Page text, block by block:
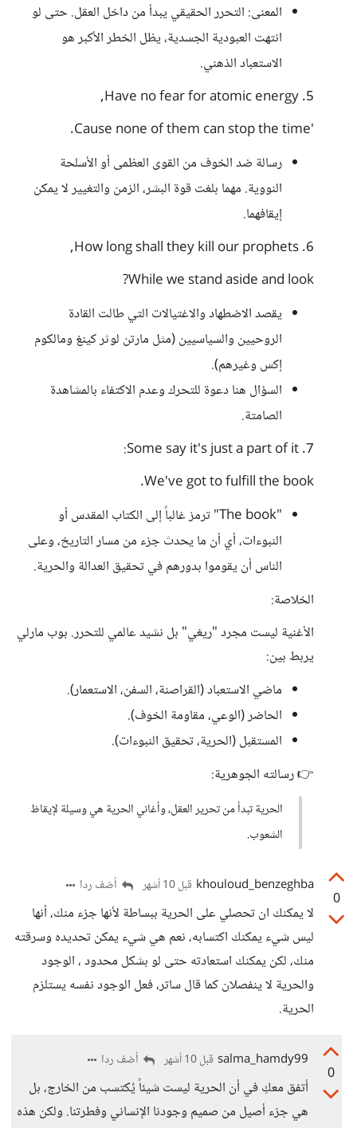
المعنى: التحرر الحقيقي يبدأ من داخل العقل. حتى لو
انتهت العبودية الجسدية، يظل الخطر الأكبر هو
الاستعباد الذهني.
5. Have no fear for atomic energy,
'Cause none of them can stop the time.
رسالة ضد الخوف من القوى العظمى أو الأسلحة
النووية. مهما بلغت قوة البشر، الزمن والتغيير لا يمكن
إيقافهما.
6. How long shall they kill our prophets,
While we stand aside and look?
يقصد الاضطهاد والاغتيالات التي طالت القادة
الروحيين والسياسيين (مثل مارتن لوثر كينغ ومالكوم
إكس وغيرهم).
السؤال هنا دعوة للتحرك وعدم الاكتفاء بالمشاهدة
الصامتة.
7. Some say it's just a part of it:
We've got to fulfill the book.
"The book" ترمز غالباً إلى الكتاب المقدس أو
النبوءات، أي أن ما يحدث جزء من مسار التاريخ، وعلى
الناس أن يقوموا بدورهم في تحقيق العدالة والحرية.
الخلاصة:
الأغنية ليست مجرد "ريغي" بل نشيد عالمي للتحرر. بوب مارلي
يربط بين:
ماضي الاستعباد (القراصنة، السفن، الاستعمار).
الحاضر (الوعي، مقاومة الخوف).
المستقبل (الحرية، تحقيق النبوءات).
👉 رسالته الجوهرية:
الحرية تبدأ من تحرير العقل، وأغاني الحرية هي وسيلة لإيقاظ
الشعوب.
0
khouloud_benzeghba قبل 10 أشهر أضف ردا
لا يمكنك ان تحصلي على الحرية ببساطة لأنها جزء منك، أنها
ليس شيء يمكنك اكتسابه، نعم هي شيء يمكن تحديده وسرقته
منك، لكن يمكنك استعادته حتى لو بشكل محدود ، الوجود
والحرية لا ينفصلان كما قال ساتر، فعل الوجود نفسه يستلزم
الحرية.
0
salma_hamdy99 قبل 10 أشهر أضف ردا
أتفق معكِ في أن الحرية ليست شيئاً يُكتسب من الخارج، بل
هي جزء أصيل من صميم وجودنا الإنساني وفطرتنا. ولكن هذه